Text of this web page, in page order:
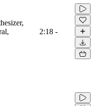
2:18 -